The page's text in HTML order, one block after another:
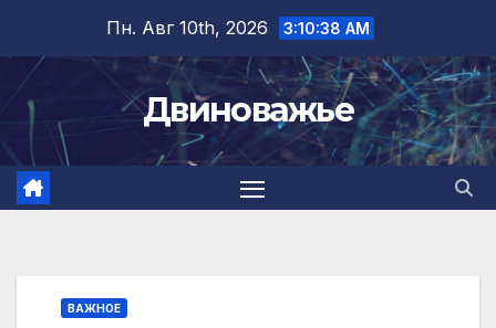
содержимому
Пн. Авг 10th, 2026 3:10:39 AM
Двиноважье
ВАЖНОЕ